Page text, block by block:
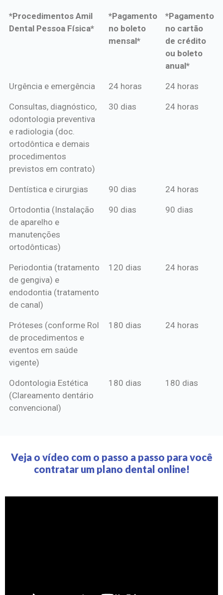
*Procedimentos Amil
Dental Pessoa Física*
*Pagamento
no boleto
mensal*
*Pagamento
no cartão
de crédito
ou boleto
anual*
*Procedimentos Amil
*Pagamento
mensal*
*Pagamento
de crédito
Urgência e emergência 24 horas 24 horas
Consultas, diagnóstico,
odontologia preventiva
e radiologia (doc.
ortodôntica e demais
procedimentos
previstos em contrato)
30 dias 24 horas
Dentística e cirurgias 90 dias 24 horas
Ortodontia (Instalação
de aparelho e
manutenções
ortodônticas)
90 dias 90 dias
Periodontia (tratamento
de gengiva) e
endodontia (tratamento
de canal)
120 dias 24 horas
Próteses (conforme Rol
de procedimentos e
eventos em saúde
vigente)
180 dias 24 horas
Odontologia Estética
(Clareamento dentário
convencional)
180 dias 180 dias
Veja o vídeo com o passo a passo para você
contratar um plano dental online!